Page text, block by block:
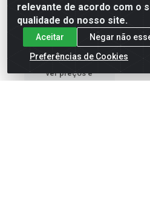
Código: 153
Embalagem: UNIDADE
Faça seu login ou
cadastre-se para
ver preços e
comprar
relevante de acordo com o
qualidade do nosso site.
Aceitar
Negar não
Preferências de Cookies